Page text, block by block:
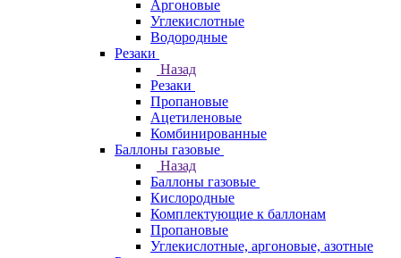
Аргоновые
Углекислотные
Водородные
Резаки
Назад
Резаки
Пропановые
Ацетиленовые
Комбинированные
Баллоны газовые
Назад
Баллоны газовые
Кислородные
Комплектующие к баллонам
Пропановые
Углекислотные, аргоновые, азотные